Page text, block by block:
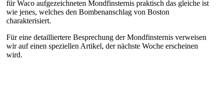
für Waco aufgezeichneten Mondfinsternis praktisch das gleiche ist
wie jenes, welches den Bombenanschlag von Boston
charakterisiert.
Für eine detailliertere Besprechung der Mondfinsternis verweisen
wir auf einen speziellen Artikel, der nächste Woche erscheinen
wird.